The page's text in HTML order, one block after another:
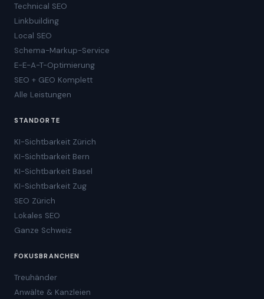
Technical SEO
Linkbuilding
Local SEO
Schema-Markup-Service
E-E-A-T-Optimierung
SEO + GEO Komplett
Alle Leistungen
STANDORTE
KI-Sichtbarkeit Zürich
KI-Sichtbarkeit Bern
KI-Sichtbarkeit Basel
KI-Sichtbarkeit Zug
SEO Zürich
Lokales SEO
Ganze Schweiz
FOKUSBRANCHEN
Treuhänder
Anwälte & Kanzleien